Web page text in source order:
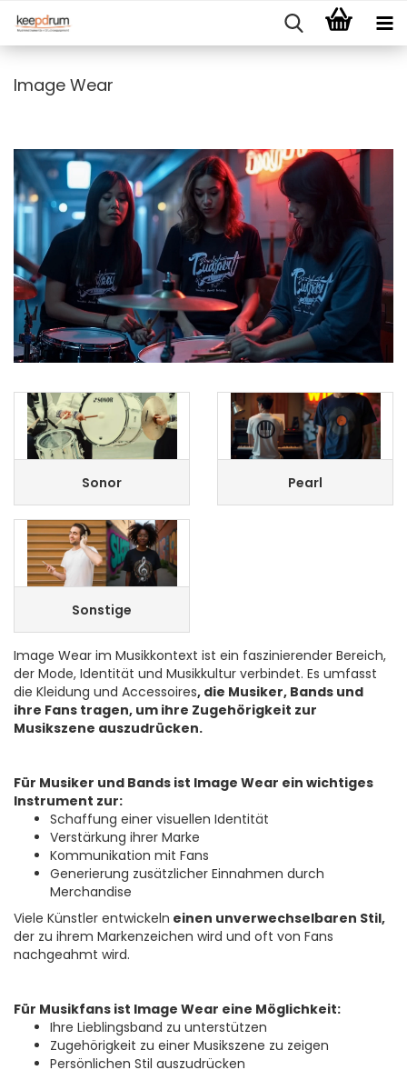
Image Wear
Sonor Pearl
Sonstige
Image Wear im Musikkontext ist ein faszinierender Bereich,
der Mode, Identität und Musikkultur verbindet. Es umfasst
die Kleidung und Accessoires, die Musiker, Bands und
ihre Fans tragen, um ihre Zugehörigkeit zur
Musikszene auszudrücken.
Für Musiker und Bands ist Image Wear ein wichtiges
Instrument zur:
Schaffung einer visuellen Identität
Verstärkung ihrer Marke
Kommunikation mit Fans
Generierung zusätzlicher Einnahmen durch
Merchandise
Viele Künstler entwickeln einen unverwechselbaren Stil,
der zu ihrem Markenzeichen wird und oft von Fans
nachgeahmt wird.
Für Musikfans ist Image Wear eine Möglichkeit:
Ihre Lieblingsband zu unterstützen
Zugehörigkeit zu einer Musikszene zu zeigen
Persönlichen Stil auszudrücken